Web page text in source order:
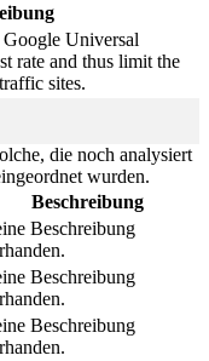
Universal
rate and thus limit the
sites.
die noch analysiert
wurden.
Beschreibung
Beschreibung
Beschreibung
Beschreibung